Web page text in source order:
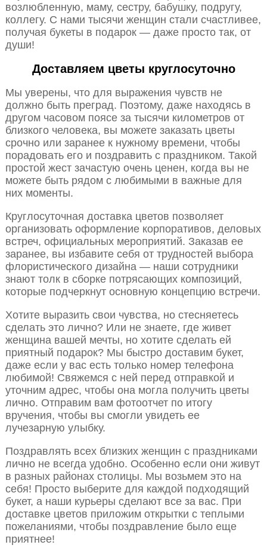
возлюбленную, маму, сестру, бабушку, подругу,
коллегу. С нами тысячи женщин стали счастливее,
получая букеты в подарок — даже просто так, от
души!
Доставляем цветы круглосуточно
Мы уверены, что для выражения чувств не
должно быть преград. Поэтому, даже находясь в
другом часовом поясе за тысячи километров от
близкого человека, вы можете заказать цветы
срочно или заранее к нужному времени, чтобы
порадовать его и поздравить с праздником. Такой
простой жест зачастую очень ценен, когда вы не
можете быть рядом с любимыми в важные для
них моменты.
Круглосуточная доставка цветов позволяет
организовать оформление корпоративов, деловых
встреч, официальных мероприятий. Заказав ее
заранее, вы избавите себя от трудностей выбора
флористического дизайна — наши сотрудники
знают толк в сборке потрясающих композиций,
которые подчеркнут основную концепцию встречи.
Хотите выразить свои чувства, но стесняетесь
сделать это лично? Или не знаете, где живет
женщина вашей мечты, но хотите сделать ей
приятный подарок? Мы быстро доставим букет,
даже если у вас есть только номер телефона
любимой! Свяжемся с ней перед отправкой и
уточним адрес, чтобы она могла получить цветы
лично. Отправим вам фотоотчет по итогу
вручения, чтобы вы смогли увидеть ее
лучезарную улыбку.
Поздравлять всех близких женщин с праздниками
лично не всегда удобно. Особенно если они живут
в разных районах столицы. Мы возьмем это на
себя! Просто выберите для каждой подходящий
букет, а наши курьеры сделают все за вас. При
доставке цветов приложим открытки с теплыми
пожеланиями, чтобы поздравление было еще
приятнее!